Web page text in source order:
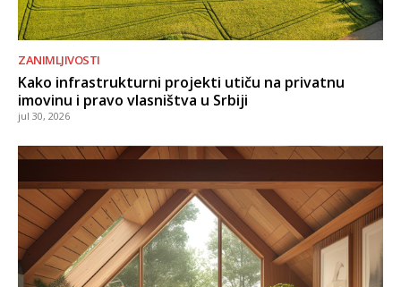
ZANIMLJIVOSTI
Kako infrastrukturni projekti utiču na privatnu
imovinu i pravo vlasništva u Srbiji
jul 30, 2026